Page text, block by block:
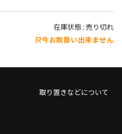
在庫状態 : 売り切れ
只今お取扱い出来ません
取り置きなどについて